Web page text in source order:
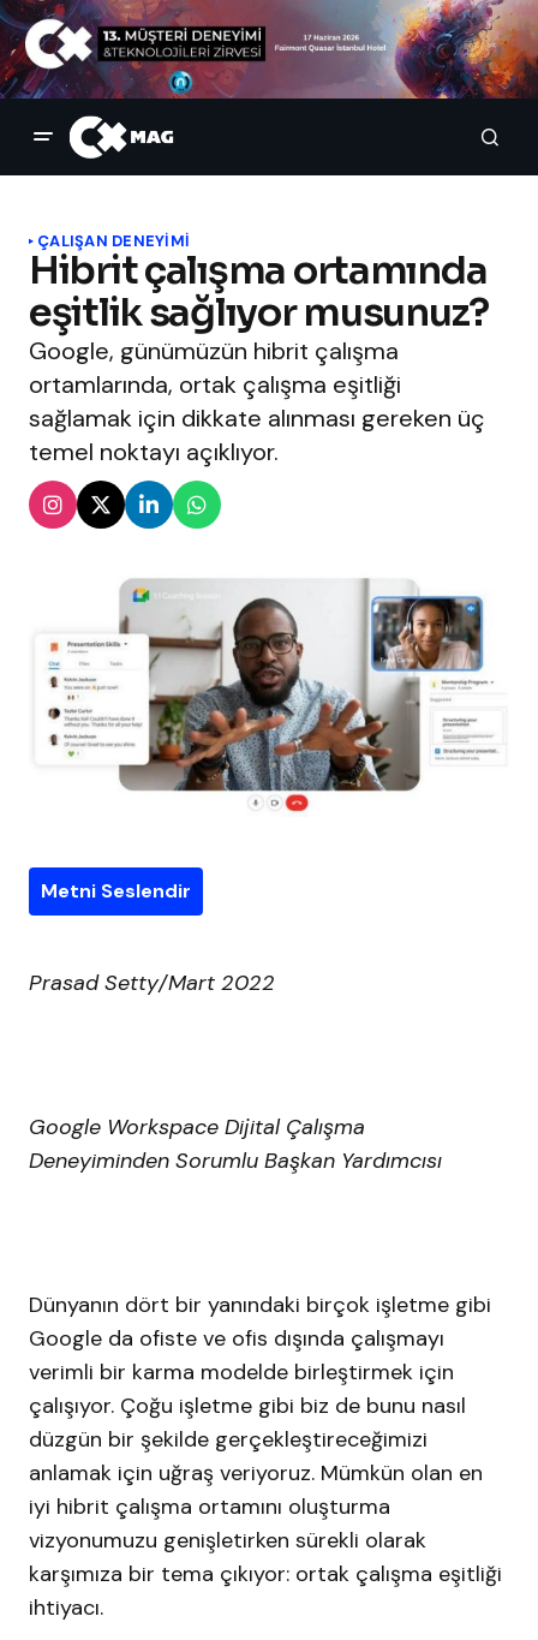
ÇALIŞAN DENEYIMI
Hibrit çalışma ortamında
eşitlik sağlıyor musunuz?
Google, günümüzün hibrit çalışma
ortamlarında, ortak çalışma eşitliği
sağlamak için dikkate alınması gereken üç
temel noktayı açıklıyor.
Metni Seslendir
Prasad Setty/Mart 2022
Google Workspace Dijital Çalışma
Deneyiminden Sorumlu Başkan Yardımcısı
Dünyanın dört bir yanındaki birçok işletme gibi
Google da ofiste ve ofis dışında çalışmayı
verimli bir karma modelde birleştirmek için
çalışıyor. Çoğu işletme gibi biz de bunu nasıl
düzgün bir şekilde gerçekleştireceğimizi
anlamak için uğraş veriyoruz. Mümkün olan en
iyi hibrit çalışma ortamını oluşturma
vizyonumuzu genişletirken sürekli olarak
karşımıza bir tema çıkıyor: ortak çalışma eşitliği
ihtiyacı.